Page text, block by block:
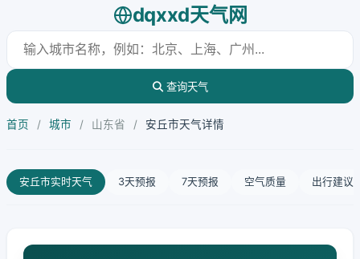
dqxxd天气网
查询天气
首页 / 城市 / 山东省 / 安丘市天气详情
安丘市实时天气 3天预报 7天预报 空气质量 出行建议